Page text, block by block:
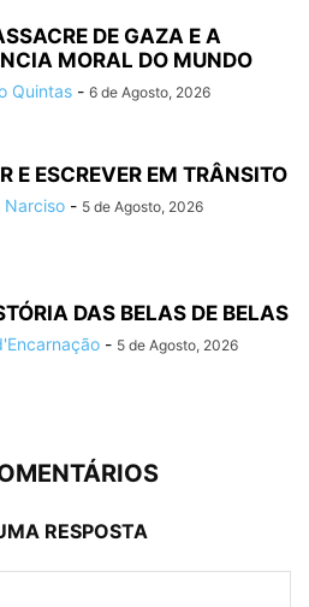
DE GAZA E A
MORAL DO MUNDO
Quintas - 6 de Agosto, 2026
E ESCREVER EM TRÂNSITO
Narciso - 5 de Agosto, 2026
DAS BELAS DE BELAS
- 5 de Agosto, 2026
RESPOSTA